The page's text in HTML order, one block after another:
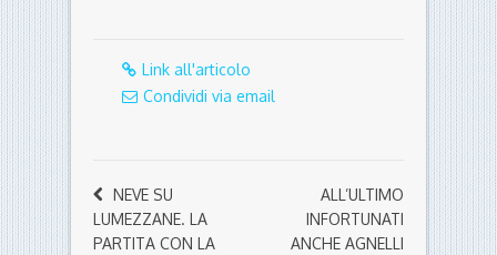
Link all'articolo
Condividi via email
NEVE SU
LUMEZZANE. LA
PARTITA CON LA
ALL’ULTIMO
INFORTUNATI
ANCHE AGNELLI